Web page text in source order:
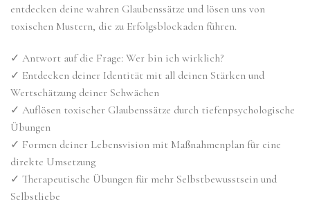
entdecken deine wahren Glaubenssätze und lösen uns von
toxischen Mustern, die zu Erfolgsblockaden führen.
✓ Antwort auf die Frage: Wer bin ich wirklich?
✓ Entdecken deiner Identität mit all deinen Stärken und
Wertschätzung deiner Schwächen
✓ Auflösen toxischer Glaubenssätze durch tiefenpsychologische
Übungen
✓ Formen deiner Lebensvision mit Maßnahmenplan für eine
direkte Umsetzung
✓ Therapeutische Übungen für mehr Selbstbewusstsein und
Selbstliebe